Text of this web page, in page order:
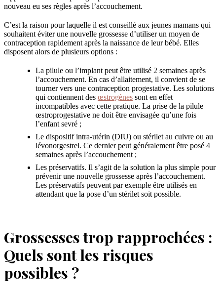
nouveau eu ses règles après l’accouchement.
C’est la raison pour laquelle il est conseillé aux jeunes mamans qui
souhaitent éviter une nouvelle grossesse d’utiliser un moyen de
contraception rapidement après la naissance de leur bébé. Elles
disposent alors de plusieurs options :
La pilule ou l’implant peut être utilisé 2 semaines après
l’accouchement. En cas d’allaitement, il convient de se
tourner vers une contraception progestative. Les solutions
qui contiennent des œstrogènes sont en effet
incompatibles avec cette pratique. La prise de la pilule
œstroprogestative ne doit être envisagée qu’une fois
l’enfant sevré ;
Le dispositif intra-utérin (DIU) ou stérilet au cuivre ou au
lévonorgestrel. Ce dernier peut généralement être posé 4
semaines après l’accouchement ;
Les préservatifs. Il s’agit de la solution la plus simple pour
prévenir une nouvelle grossesse après l’accouchement.
Les préservatifs peuvent par exemple être utilisés en
attendant que la pose d’un stérilet soit possible.
Grossesses trop rapprochées :
Quels sont les risques
possibles ?